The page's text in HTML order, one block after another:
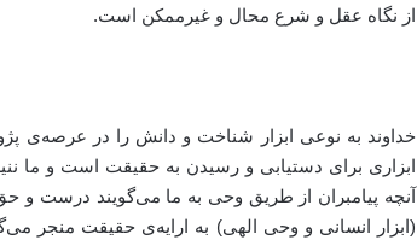
از نگاه عقل و شرع محال و غیرممکن است.
خداوند به نوعی ابزار شناخت و دانش را در عرصه‌ی
ابزاری برای دستیابی و رسیدن به حقیقت است و ما
آنچه پیامبران از طریق وحی به ما می‌گویند درست و
(ابزار انسانی و وحی الهی) به ارایه‌ی حقیقت